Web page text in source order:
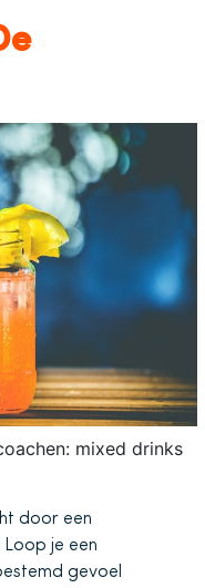
mixed drinks
door een
Loop je een
gevoel